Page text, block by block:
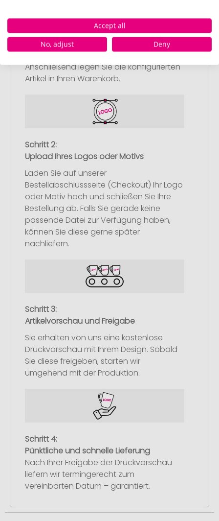
Artikelkonfiguration
Wählen Sie Ihre gewünschten
Werbeartikel aus und passen Sie diese
nach Ihren Vorstellungen an.
Anschließend legen Sie die konfigurierten
Artikel in Ihren Warenkorb.
Schritt 2:
Upload Ihres Logos oder Motivs
Laden Sie auf unserer
Bestellabschlussseite (Checkout) Ihr Logo
oder Motiv hoch und schließen Sie Ihre
Bestellung ab. Falls Sie gerade keine
passende Datei zur Verfügung haben,
können Sie diese gerne später
nachliefern.
Schritt 3:
Artikelvorschau und Freigabe
Sie erhalten von uns eine kostenlose
Druckvorschau mit Ihrem Design. Sobald
Sie diese freigeben, starten wir
umgehend mit der Produktion.
Schritt 4:
Pünktliche und schnelle Lieferung
Nach Ihrer Freigabe der Druckvorschau
liefern wir termingerecht zum
vereinbarten Datum – garantiert.
Accept all
No, adjust
Deny